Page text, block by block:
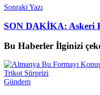
Sonraki Yazı
SON DAKİKA: Askeri
Bu Haberler İlginizi
Gündem